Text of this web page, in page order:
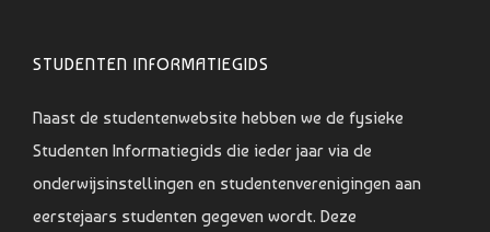
STUDENTEN INFORMATIEGIDS
Naast de studentenwebsite hebben we de fysieke
Studenten Informatiegids die ieder jaar via de
onderwijsinstellingen en studentenverenigingen aan
eerstejaars studenten gegeven wordt. Deze